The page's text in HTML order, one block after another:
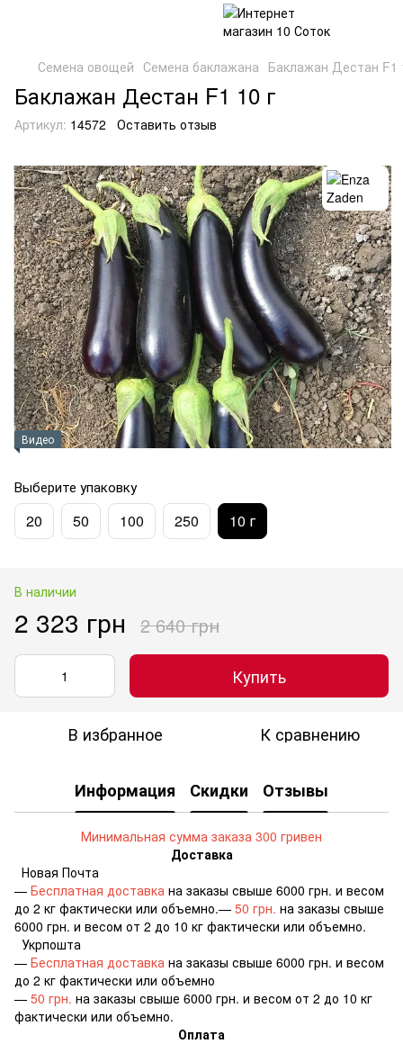
Семена овощей Семена баклажана Баклажан Дестан F1
Баклажан Дестан F1 10 г
Артикул: 14572 Оставить отзыв
Видео
Выберите упаковку
20 50 100 250 10 г
В наличии
2 323 грн 2 640 грн
Купить
В избранное К сравнению
Информация Скидки Отзывы
Минимальная сумма заказа 300 гривен
Доставка
Новая Почта
— Бесплатная доставка на заказы свыше 6000 грн. и весом
до 2 кг фактически или объемно.— 50 грн. на заказы свыше
6000 грн. и весом от 2 до 10 кг фактически или объемно.
Укрпошта
— Бесплатная доставка на заказы свыше 6000 грн. и весом
до 2 кг фактически или объемно
— 50 грн. на заказы свыше 6000 грн. и весом от 2 до 10 кг
фактически или объемно.
Оплата